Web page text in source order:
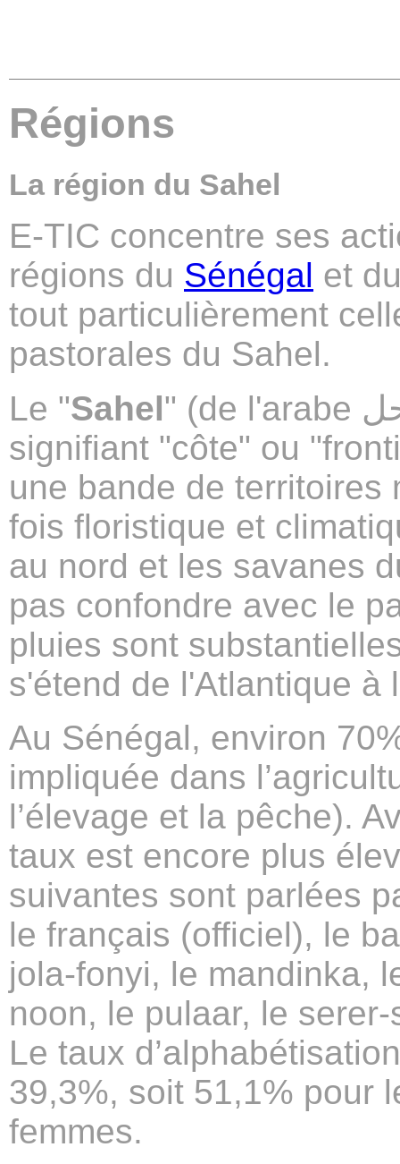
Régions
La région du Sahel
E-TIC concentre ses
régions du Sénégal et
tout particulièrement
pastorales du Sahel.
Le "Sahel" (de l'arabe ساحل "sahel"
signifiant "côte" ou
une bande de territoires
fois floristique et
au nord et les savanes
pas confondre avec le
pluies sont
s'étend de l'Atlantique à
Au Sénégal, environ
impliquée dans
l’élevage et la pêche).
taux est encore plus
suivantes sont parlées
le français (officiel), le
jola-fonyi, le mandinka,
noon, le pulaar, le
Le taux
39,3%, soit 51,1% pour
femmes.